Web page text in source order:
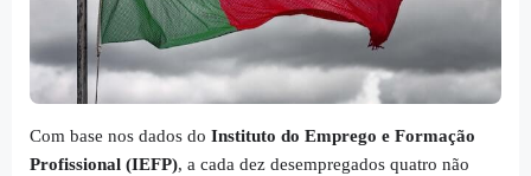
Com base nos dados do Instituto do Emprego e Formação
Profissional (IEFP), a cada dez desempregados quatro não